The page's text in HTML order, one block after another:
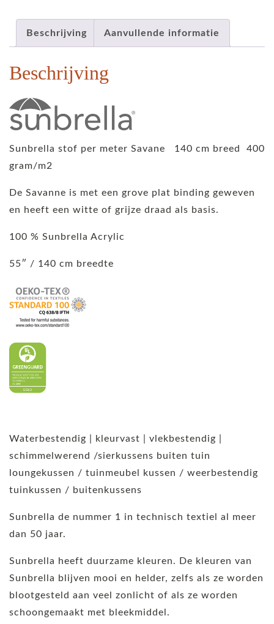
Zilver
tinten
aantal
Beschrijving Aanvullende informatie
Beschrijving
Sunbrella stof per meter Savane 140 cm breed 400
gram/m2
De Savanne is met een grove plat binding geweven
en heeft een witte of grijze draad als basis.
100 % Sunbrella Acrylic
55″ / 140 cm breedte
Waterbestendig | kleurvast | vlekbestendig |
schimmelwerend /sierkussens buiten tuin
loungekussen / tuinmeubel kussen / weerbestendig
tuinkussen / buitenkussens
Sunbrella de nummer 1 in technisch textiel al meer
dan 50 jaar.
Sunbrella heeft duurzame kleuren. De kleuren van
Sunbrella blijven mooi en helder, zelfs als ze worden
blootgesteld aan veel zonlicht of als ze worden
schoongemaakt met bleekmiddel.